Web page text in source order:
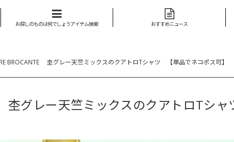
お探しのものは何でしょうアイテム検索 おすすめニュース
BROCANTE 杢グレー天竺ミックスのクアトロTシャツ 【単品でネコポス可】
グレー天竺ミックスのクアトロTシ